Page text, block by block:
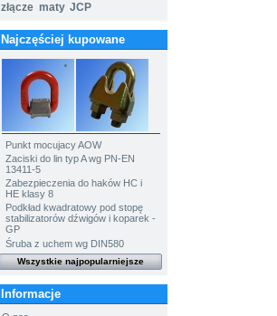
złącze maty JCP
Najczęściej kupowane
Punkt mocujacy AOW
Zaciski do lin typ A wg PN-EN
13411-5
Zabezpieczenia do haków HC i
HE klasy 8
Podkład kwadratowy pod stopę
stabilizatorów dźwigów i koparek -
GP
Śruba z uchem wg DIN580
Wszystkie najpopularniejsze
Informacje